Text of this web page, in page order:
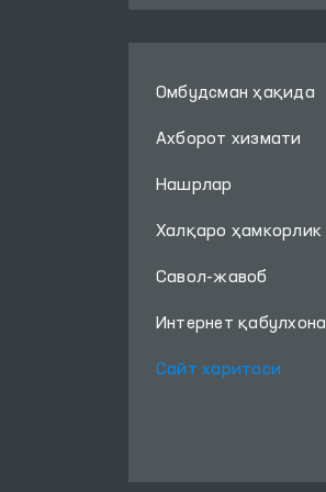
Омбудсман ҳақида
Ахборот хизмати
Нашрлар
Халқаро ҳамкорлик
Савол-жавоб
Интернет қабулхона
Сайт харитаси